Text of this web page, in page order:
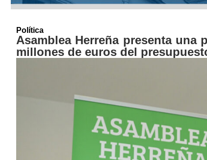
Política
Asamblea Herreña presenta una
millones de euros del